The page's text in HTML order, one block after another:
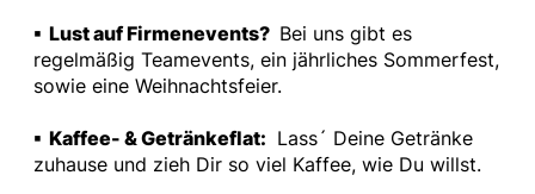
▪ Lust auf Firmenevents? Bei uns gibt es
regelmäßig Teamevents, ein jährliches Sommerfest,
sowie eine Weihnachtsfeier.
▪ Kaffee- & Getränkeflat: Lass´ Deine Getränke
zuhause und zieh Dir so viel Kaffee, wie Du willst.